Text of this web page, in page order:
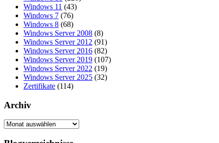
Windows 11 (43)
Windows 7 (76)
Windows 8 (68)
Windows Server 2008 (8)
Windows Server 2012 (91)
Windows Server 2016 (82)
Windows Server 2019 (107)
Windows Server 2022 (19)
Windows Server 2025 (32)
Zertifikate (114)
Archiv
Archiv